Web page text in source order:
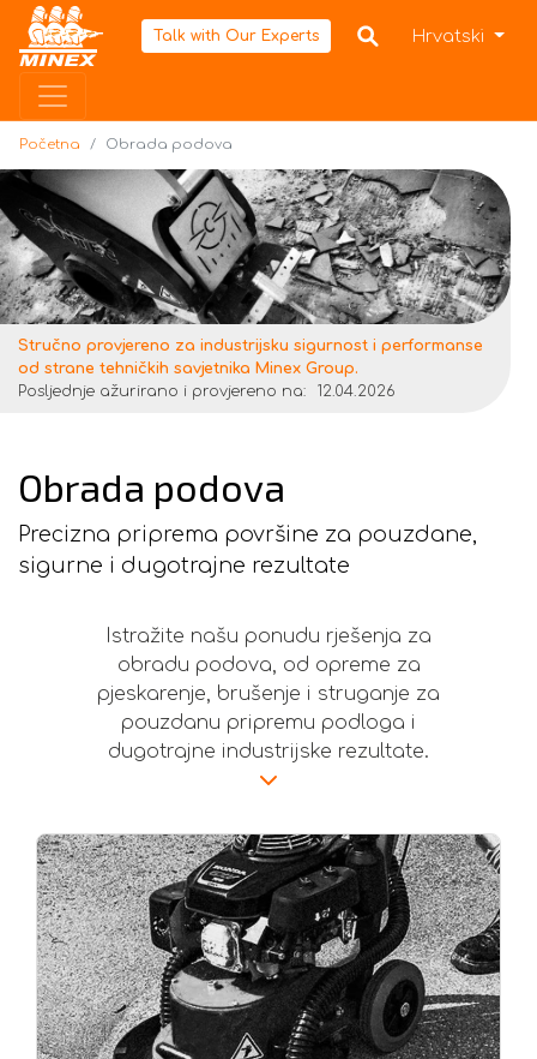
Početna
Talk with Our Experts Hrvatski
Početna Obrada podova
Obrada podova
Precizna priprema površine za pouzdane,
sigurne i dugotrajne rezultate
Stručno provjereno za industrijsku sigurnost i performanse
od strane tehničkih savjetnika Minex Group.
Posljednje ažurirano i provjereno na:
12.04.2026
Istražite našu ponudu rješenja za
obradu podova, od opreme za
pjeskarenje, brušenje i struganje za
pouzdanu pripremu podloga i